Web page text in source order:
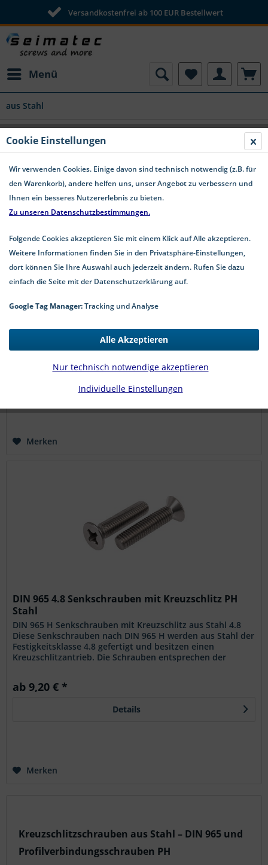
Versandkostenfrei ab 100 EUR Bestellwert
Menü
aus Stahl
Profilverbindungsschrauben Kreuzschlitz PH und
Sperrzähnen Stahl phosphatiert
Sperrzähnen CE EN 14566 Profilverbindungsschrauben aus
Kreuzschlitz ermöglichen eine sichere Verbindung von
Merken
DIN 965 4.8 Senkschrauben mit Kreuzschlitz PH
Stahl
DIN 965 H Senkschrauben mit Kreuzschlitz aus Stahl 4.8
Diese Senkschrauben nach DIN 965 H werden aus Stahl der
Festigkeitsklasse 4.8 gefertigt und besitzen einen
Kreuzschlitzantrieb. Die Schrauben entsprechen der
ab 9,20 € *
Details
Merken
Kreuzschlitzschrauben aus Stahl – DIN 965 und
Profilverbindungsschrauben PH
Cookie Einstellungen
Wir verwenden Cookies. Einige davon sind technisch notwendig (z.B. für
den Warenkorb), andere helfen uns, unser Angebot zu verbessern und
Ihnen ein besseres Nutzererlebnis zu bieten.
Zu unseren Datenschutzbestimmungen.
Folgende Cookies akzeptieren Sie mit einem Klick auf Alle akzeptieren.
Weitere Informationen finden Sie in den Privatsphäre-Einstellungen,
dort können Sie Ihre Auswahl auch jederzeit ändern. Rufen Sie dazu
einfach die Seite mit der Datenschutzerklärung auf.
Google Tag Manager:Tracking und Analyse
Individuelle Einstellungen
Nur technisch notwendige akzeptieren
Alle Akzeptieren